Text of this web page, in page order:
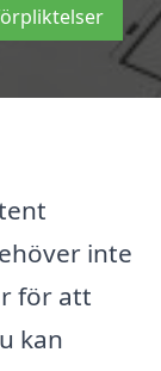
inte
för att
kan